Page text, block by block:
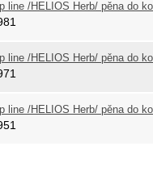
line /HELIOS Herb/ pěna do
line /HELIOS Herb/ pěna do
line /HELIOS Herb/ pěna do